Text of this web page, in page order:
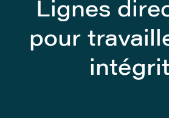
Lignes
pour